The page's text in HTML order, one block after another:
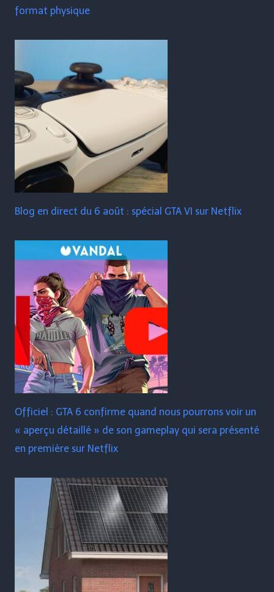
format physique
Blog en direct du 6 août : spécial GTA VI sur Netflix
Officiel : GTA 6 confirme quand nous pourrons voir un
« aperçu détaillé » de son gameplay qui sera présenté
en première sur Netflix